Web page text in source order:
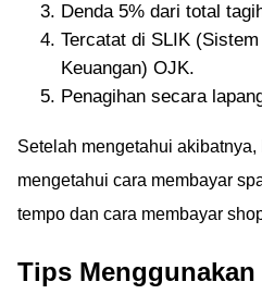
Denda 5% dari total
Tercatat di SLIK
Keuangan) OJK.
Penagihan secara
Setelah mengetahui
mengetahui cara membayar
tempo dan cara membayar
Tips Menggunakan